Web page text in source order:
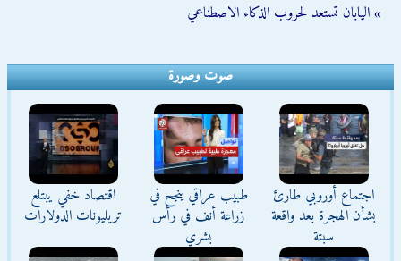
» اليابان تستعد لحروب الذكاء الاصطناعي
صوت وصورة
اجتماع أوروبي طارئ
بشأن الهجرة بعد واقعة
سبتة
طبيب عراقي ينجح في
زراعة أنف في رأس
بشري
اقتصاد خفي يبتلع
تريليونات الدولارات